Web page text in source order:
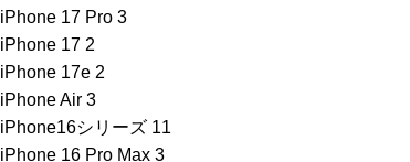
iPhone 17 Pro 3
iPhone 17 2
iPhone 17e 2
iPhone Air 3
iPhone16シリーズ 11
iPhone 16 Pro Max 3